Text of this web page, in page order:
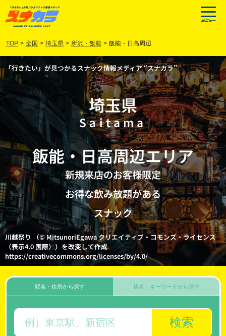
TOP > 全国 > 埼玉県 > 所沢・飯能 > 飯能・日高周辺
「行きたい」が見つかるスナック情報メディア “スナカラ”
埼玉県
Saitama
飯能・日高周辺エリア
新規来店のお客様限定
お得な飲み放題がある
スナック
川越祭り （© MitsunoriEgawa クリエイティブ・コモンズ・ライセンス
（表示4.0 国際））を改変して作成
https://creativecommons.org/licenses/by/4.0/
駅名・住所から探す
検索
店名・キーワードから探す